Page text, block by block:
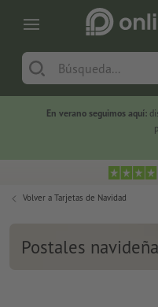
En verano seguimos aquí:
Volver a Tarjetas de Navidad
Postales